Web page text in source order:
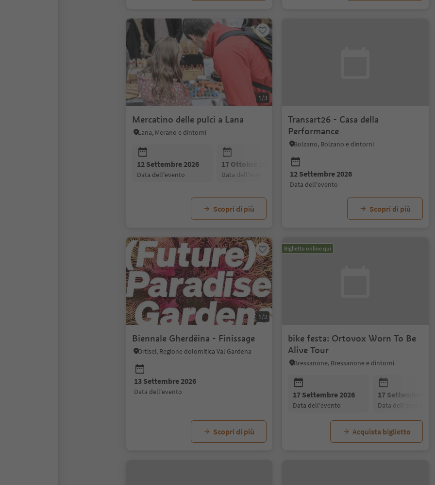
1/3
Mercatino delle pulci a Lana
Lana, Merano e dintorni
12 Settembre 2026
data dell'evento
17 Ottobre 2026
data dell'evento data dell'evento
12 Dicembre
Scopri di più
Transart26 - Casa della
Performance
Bolzano, Bolzano e dintorni
12 Settembre 2026
data dell'evento
Scopri di più
1/2
Biennale Gherdëina - Finissage
Ortisei, Regione dolomitica Val Gardena
13 Settembre 2026
data dell'evento
Scopri di più
Biglietto online qui
bike festa: Ortovox Worn To Be
Alive Tour
Bressanone, Bressanone e dintorni
17 Settembre 2026
data dell'evento
17 Settembre 2026
data dell'evento
Acquista biglietto